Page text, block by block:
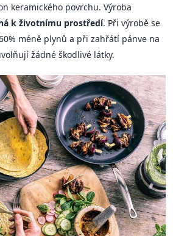
keramického povrchu. Výroba
k životnímu prostředí. Při výrobě se
méně plynů a při zahřátí pánve na
žádné škodlivé látky.